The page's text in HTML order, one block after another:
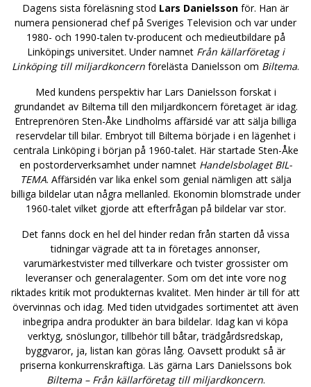
Dagens sista föreläsning stod Lars Danielsson för. Han är
numera pensionerad chef på Sveriges Television och var under
1980- och 1990-talen tv-producent och medieutbildare på
Linköpings universitet. Under namnet Från källarföretag i
Linköping till miljardkoncern förelästa Danielsson om Biltema.
Med kundens perspektiv har Lars Danielsson forskat i
grundandet av Biltema till den miljardkoncern företaget är idag.
Entreprenören Sten-Åke Lindholms affärsidé var att sälja billiga
reservdelar till bilar. Embryot till Biltema började i en lägenhet i
centrala Linköping i början på 1960-talet. Här startade Sten-Åke
en postorderverksamhet under namnet Handelsbolaget BIL-
TEMA. Affärsidén var lika enkel som genial nämligen att sälja
billiga bildelar utan några mellanled. Ekonomin blomstrade under
1960-talet vilket gjorde att efterfrågan på bildelar var stor.
Det fanns dock en hel del hinder redan från starten då vissa
tidningar vägrade att ta in företages annonser,
varumärkestvister med tillverkare och tvister grossister om
leveranser och generalagenter. Som om det inte vore nog
riktades kritik mot produkternas kvalitet. Men hinder är till för att
övervinnas och idag. Med tiden utvidgades sortimentet att även
inbegripa andra produkter än bara bildelar. Idag kan vi köpa
verktyg, snöslungor, tillbehör till båtar, trädgårdsredskap,
byggvaror, ja, listan kan göras lång. Oavsett produkt så är
priserna konkurrenskraftiga. Läs gärna Lars Danielssons bok
Biltema – Från källarföretag till miljardkoncern.